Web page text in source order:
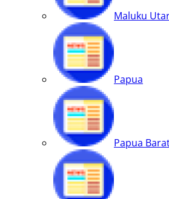
Maluku
Papua
Papua